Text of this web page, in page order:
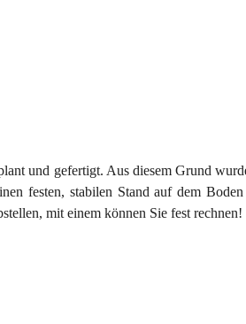
und gefertigt. Aus diesem Grund
festen, stabilen Stand auf dem
mit einem können Sie fest rechnen!